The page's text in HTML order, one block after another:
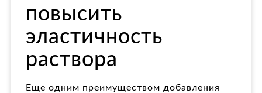
повысить
эластичность
раствора
Еще одним преимуществом добавления